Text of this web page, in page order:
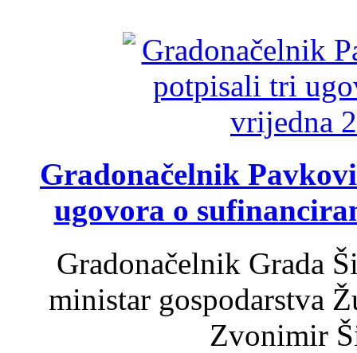
Gradonačelnik
ugovora o
Gradonačelnik Grada
ministar gospodarstva
Zvonimir